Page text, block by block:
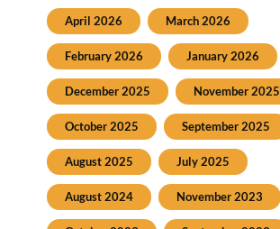
April 2026 March 2026
February 2026 January 2026
December 2025 November 2025
October 2025 September 2025
August 2025 July 2025
August 2024 November 2023